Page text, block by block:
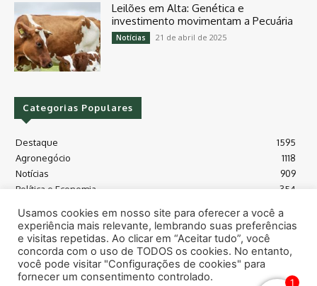
Leilões em Alta: Genética e
investimento movimentam a Pecuária
Notícias 21 de abril de 2025
Categorias Populares
Destaque
1595
Agronegócio
1118
Notícias
909
Política e Economia
354
Máquinas e Tecnologia
128
Grãos - soja e milho
Meio Ambiente
115
1
Usamos cookies em nosso site para oferecer a você a
experiência mais relevante, lembrando suas preferências
e visitas repetidas. Ao clicar em “Aceitar tudo”, você
concorda com o uso de TODOS os cookies. No entanto,
você pode visitar "Configurações de cookies" para
fornecer um consentimento controlado.